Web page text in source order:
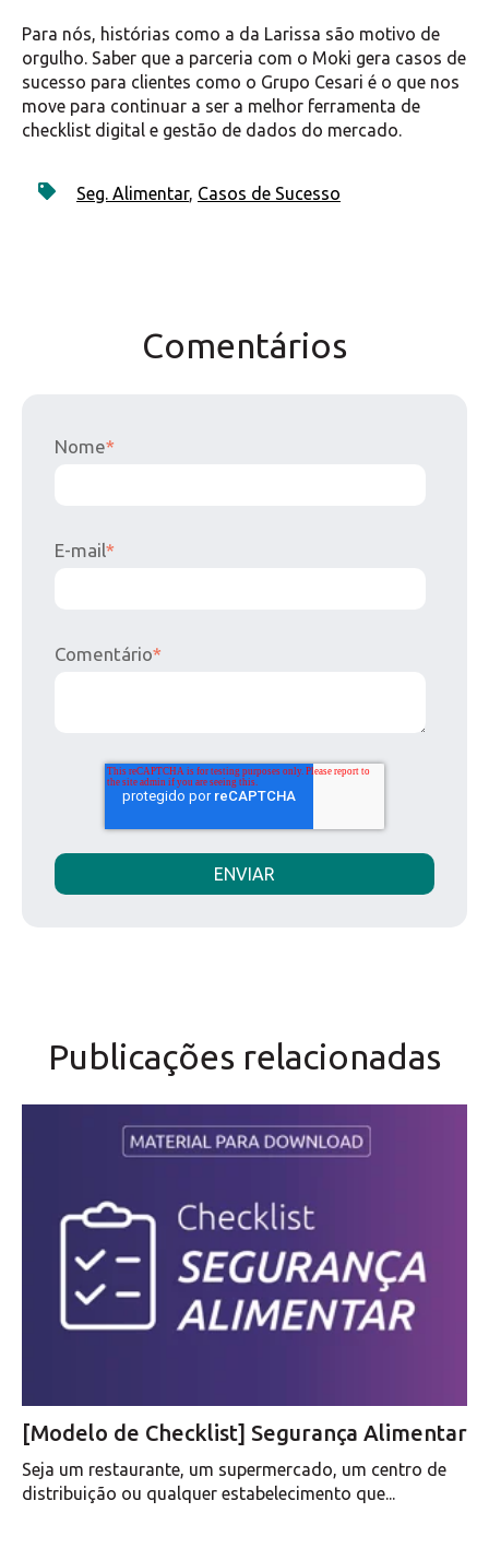
Para nós, histórias como a da Larissa são motivo de
orgulho. Saber que a parceria com o Moki gera casos de
sucesso para clientes como o Grupo Cesari é o que nos
move para continuar a ser a melhor ferramenta de
checklist digital e gestão de dados do mercado.
Seg. Alimentar, Casos de Sucesso
Comentários
Nome*
E-mail*
Comentário*
Publicações relacionadas
[Modelo de Checklist] Segurança Alimentar
Seja um restaurante, um supermercado, um centro de
distribuição ou qualquer estabelecimento que...